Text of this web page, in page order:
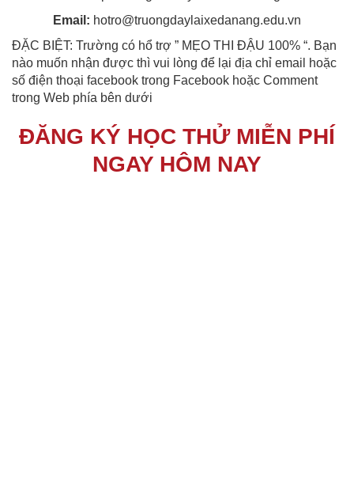
Email: hotro@truongdaylaixedanang.edu.vn
ĐẶC BIỆT: Trường có hổ trợ ” MẸO THI ĐẬU 100% “. Bạn
nào muốn nhận được thì vui lòng để lại địa chỉ email hoặc
số điện thoại facebook trong Facebook hoặc Comment
trong Web phía bên dưới
ĐĂNG KÝ HỌC THỬ MIỄN PHÍ
NGAY HÔM NAY